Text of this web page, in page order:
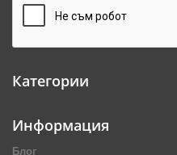
Категории
Информация
Блог